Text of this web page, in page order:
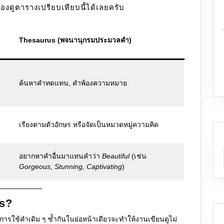
งดูตารางเปรียบเทียบนี้ได้เลยครับ
Thesaurus (พจนานุกรมประมวลคำ)
ค้นหาคำทดแทน, คำพ้องความหมาย
เรียงตามตัวอักษร หรือจัดเป็นหมวดหมู่ความคิด
อยากหาคำอื่นมาแทนคำว่า Beautiful(เช่น
Gorgeous, Stunning, Captivating)
ารใช้คำเดิม ๆ ซ้ำกันในย่อหน้าเดียวจะทำให้งานเขียนดูไม่